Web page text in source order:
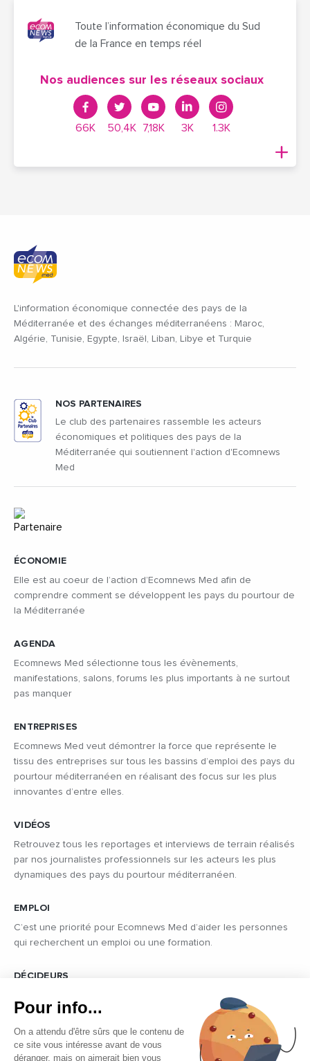
Toute l’information économique du Sud
de la France en temps réel
Nos audiences sur les réseaux sociaux
66K 50,4K 7,18K 3K 1.3K
L'information économique connectée des pays de la
Méditerranée et des échanges méditerranéens : Maroc,
Algérie, Tunisie, Egypte, Israël, Liban, Libye et Turquie
ÉCONOMIE
Elle est au coeur de l’action d’Ecomnews Med afin de
comprendre comment se développent les pays du pourtour de
la Méditerranée
AGENDA
Ecomnews Med sélectionne tous les évènements,
manifestations, salons, forums les plus importants à ne surtout
pas manquer
ENTREPRISES
Ecomnews Med veut démontrer la force que représente le
tissu des entreprises sur tous les bassins d’emploi des pays du
pourtour méditerranéen en réalisant des focus sur les plus
innovantes d’entre elles.
VIDÉOS
Retrouvez tous les reportages et interviews de terrain réalisés
par nos journalistes professionnels sur les acteurs les plus
dynamiques des pays du pourtour méditerranéen.
EMPLOI
C’est une priorité pour Ecomnews Med d’aider les personnes
qui recherchent un emploi ou une formation.
DÉCIDEURS
Quels sont les décideurs qui font l’actualité économique et
politique des pays du pourtour de la Méditerranée.
NOS PARTENAIRES
Le club des partenaires rassemble les acteurs
économiques et politiques des pays de la
Méditerranée qui soutiennent l'action d'Ecomnews
Med
Pour info...
On a attendu d'être sûrs que le contenu de
ce site vous intéresse avant de vous
déranger, mais on aimerait bien vous